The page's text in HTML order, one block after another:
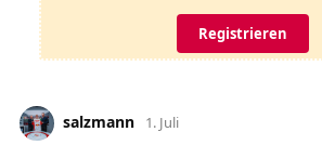
Registrieren
salzmann 1. Juli